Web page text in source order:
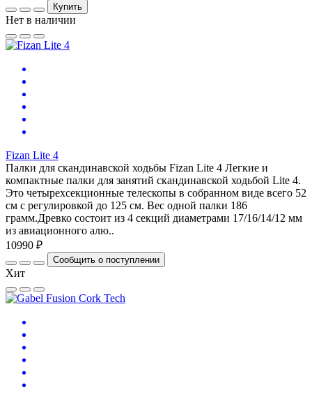
Купить
Нет в наличии
Fizan Lite 4
Палки для скандинавской ходьбы Fizan Lite 4 Легкие и
компактные палки для занятий скандинавской ходьбой Lite 4.
Это четырехсекционные телескопы в собранном виде всего 52
см с регулировкой до 125 см. Вес одной палки 186
грамм.Древко состоит из 4 секций диаметрами 17/16/14/12 мм
из авиационного алю..
10990 ₽
Сообщить о поступлении
Хит